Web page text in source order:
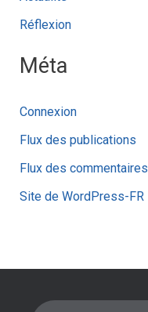
Réflexion
Méta
Connexion
Flux des publications
Flux des commentaires
Site de WordPress-FR